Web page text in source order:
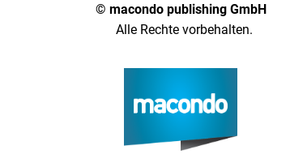
© macondo publishing GmbH
Alle Rechte vorbehalten.